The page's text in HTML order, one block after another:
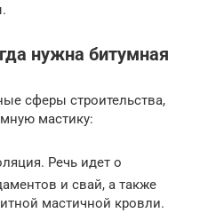
нужна битумная
сферы строительства,
мастику:
Речь идет о
и свай, а также
мастичной кровли.